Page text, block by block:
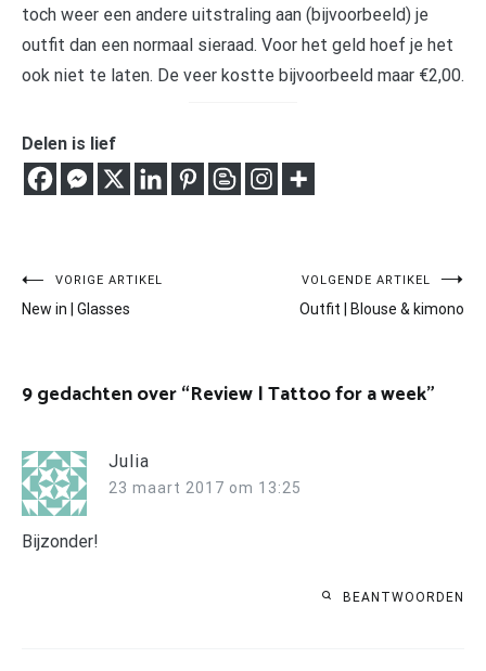
toch weer een andere uitstraling aan (bijvoorbeeld) je
outfit dan een normaal sieraad. Voor het geld hoef je het
ook niet te laten. De veer kostte bijvoorbeeld maar €2,00.
Delen is lief
Bericht
navigatie
VORIGE ARTIKEL
New in | Glasses
VOLGENDE ARTIKEL
Outfit | Blouse & kimono
9 gedachten over “Review | Tattoo for a week”
Julia
23 maart 2017 om 13:25
Bijzonder!
BEANTWOORDEN